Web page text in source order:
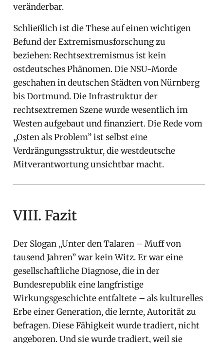
veränderbar.
Schließlich ist die These auf einen wichtigen
Befund der Extremismusforschung zu
beziehen: Rechtsextremismus ist kein
ostdeutsches Phänomen. Die NSU-Morde
geschahen in deutschen Städten von Nürnberg
bis Dortmund. Die Infrastruktur der
rechtsextremen Szene wurde wesentlich im
Westen aufgebaut und finanziert. Die Rede vom
„Osten als Problem” ist selbst eine
Verdrängungsstruktur, die westdeutsche
Mitverantwortung unsichtbar macht.
VIII. Fazit
Der Slogan „Unter den Talaren – Muff von
tausend Jahren” war kein Witz. Er war eine
gesellschaftliche Diagnose, die in der
Bundesrepublik eine langfristige
Wirkungsgeschichte entfaltete – als kulturelles
Erbe einer Generation, die lernte, Autorität zu
befragen. Diese Fähigkeit wurde tradiert, nicht
angeboren. Und sie wurde tradiert, weil sie